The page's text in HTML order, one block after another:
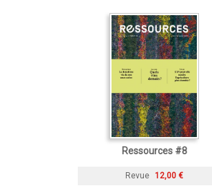
Ressources #8
Revue 12,00 €